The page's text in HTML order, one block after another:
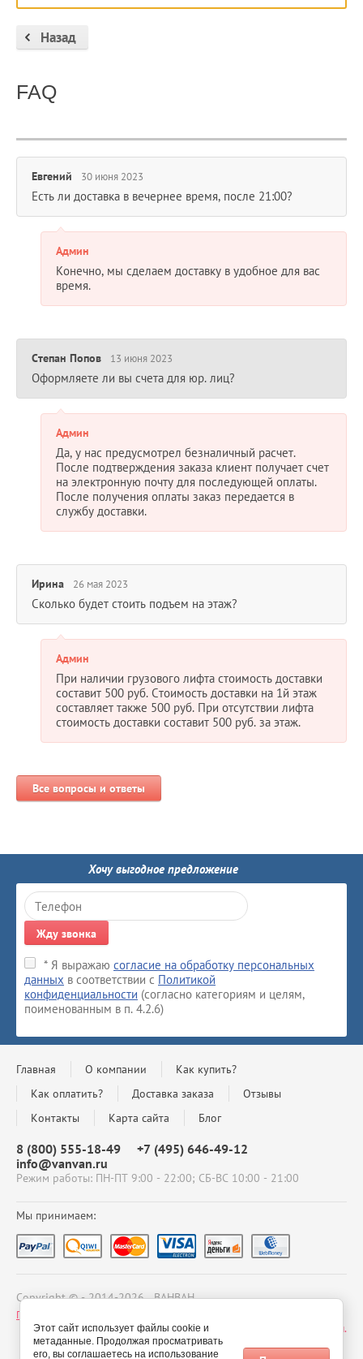
Назад
FAQ
Евгений 30 июня 2023
Есть ли доставка в вечернее время, после 21:00?
Админ
Конечно, мы сделаем доставку в удобное для вас
время.
Степан Попов 13 июня 2023
Оформляете ли вы счета для юр. лиц?
Админ
Да, у нас предусмотрел безналичный расчет.
После подтверждения заказа клиент получает счет
на электронную почту для последующей оплаты.
После получения оплаты заказ передается в
службу доставки.
Ирина 26 мая 2023
Сколько будет стоить подъем на этаж?
Админ
При наличии грузового лифта стоимость доставки
составит 500 руб. Стоимость доставки на 1й этаж
составляет также 500 руб. При отсутствии лифта
стоимость доставки составит 500 руб. за этаж.
Все вопросы и ответы
Хочу выгодное предложение
* Я выражаю согласие на обработку персональных
данных в соответствии с Политикой
конфиденциальности (согласно категориям и целям,
поименованным в п. 4.2.6)
Жду звонка
Главная О компании
Как купить?
Как оплатить?
Доставка заказа
Отзывы
Контакты
Карта сайта Блог
8 (800) 555-18-49
+7 (495) 646-49-12
info@vanvan.ru
Режим работы: ПН-ПТ 9:00 - 22:00; СБ-ВС 10:00 - 21:00
Мы принимаем:
Copyright © - 2014-2026 ВАНВАН
Политика конфиденциальности
Заказ, разработка,создание сайтов в студии Мегагрупп.
Этот сайт использует файлы cookie и
метаданные. Продолжая просматривать
его, вы соглашаетесь на использование